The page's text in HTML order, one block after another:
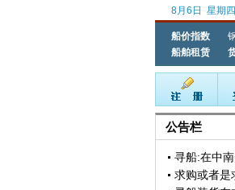
8月6日 星期四
船价指数
船舶租赁
公告栏